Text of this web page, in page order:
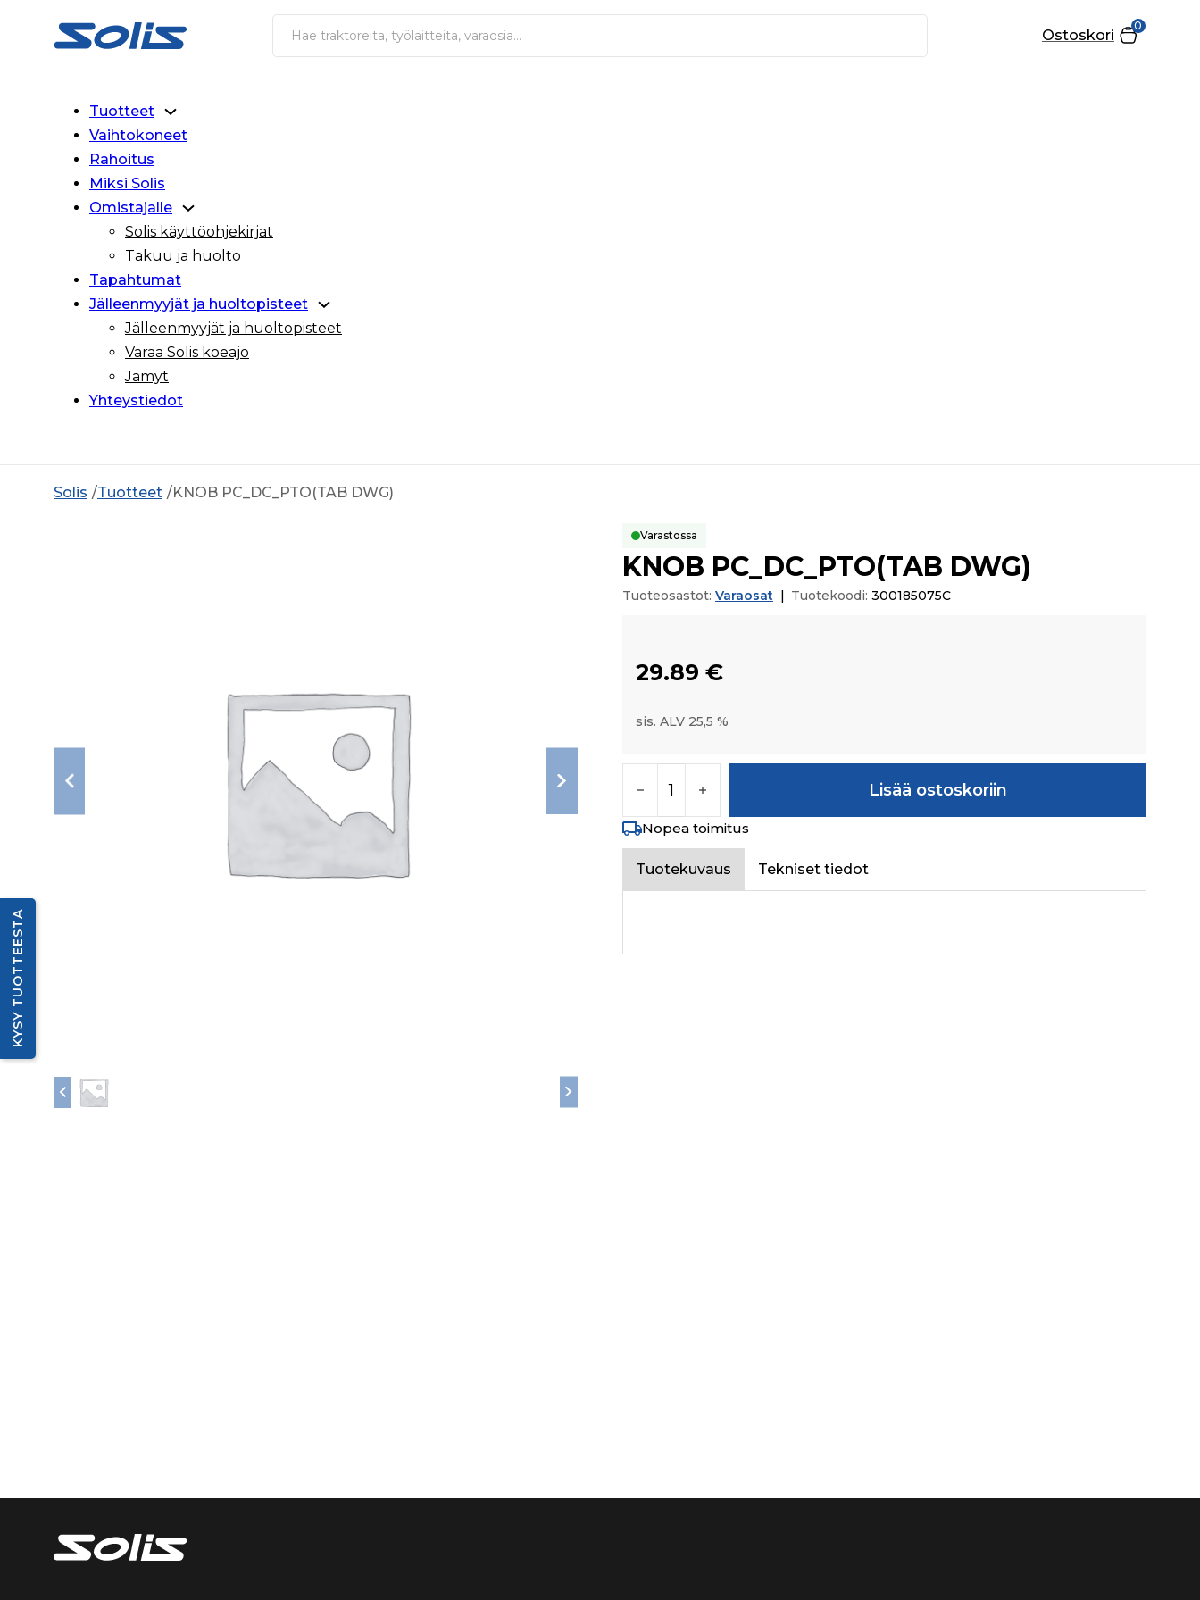
Siirry pääsisältöön
Siirry alatunnisteeseen
Haku
0
Ostoskori
Tuotteet
Vaihtokoneet
Rahoitus
Miksi Solis
Omistajalle
Solis käyttöohjekirjat
Takuu ja huolto
Tapahtumat
Jälleenmyyjät ja huoltopisteet
Jälleenmyyjät ja huoltopisteet
Varaa Solis koeajo
Jämyt
Yhteystiedot
Solis Tuotteet KNOB PC_DC_PTO(TAB DWG)
Varastossa
KNOB PC_DC_PTO(TAB DWG)
Tuoteosastot: Varaosat | Tuotekoodi: 300185075C
29.89 €
sis. ALV 25,5 %
Lisää ostoskoriin
Nopea toimitus
Tuotekuvaus Tekniset tiedot
KYSY TUOTTEESTA